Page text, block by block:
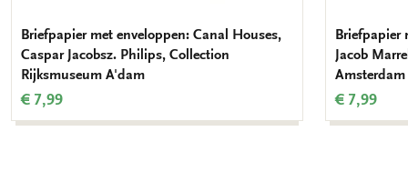
Briefpapier met enveloppen: Canal Houses,
Caspar Jacobsz. Philips, Collection
Rijksmuseum A'dam
€ 7,99
Briefpapier
Jacob
Amsterdam
€ 7,99